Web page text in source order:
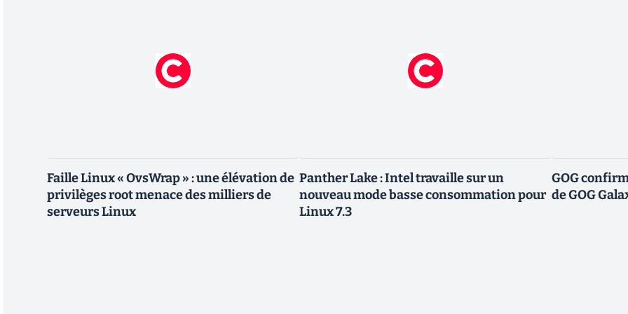
Faille Linux « OvsWrap » : une élévation de
privilèges root menace des milliers de
serveurs Linux
Panther Lake : Intel travaille sur un
nouveau mode basse consommation pour
Linux 7.3
GOG
de GOG